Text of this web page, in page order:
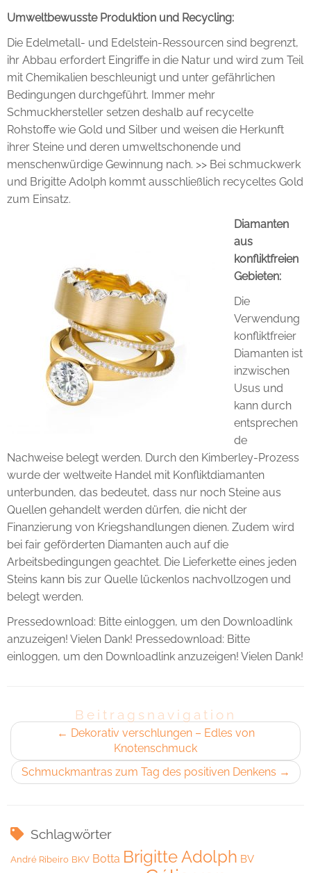
Umweltbewusste Produktion und Recycling:
Die Edelmetall- und Edelstein-Ressourcen sind begrenzt,
ihr Abbau erfordert Eingriffe in die Natur und wird zum Teil
mit Chemikalien beschleunigt und unter gefährlichen
Bedingungen durchgeführt. Immer mehr
Schmuckhersteller setzen deshalb auf recycelte
Rohstoffe wie Gold und Silber und weisen die Herkunft
ihrer Steine und deren umweltschonende und
menschenwürdige Gewinnung nach. >> Bei schmuckwerk
und Brigitte Adolph kommt ausschließlich recyceltes Gold
zum Einsatz.
Diamanten
aus
konfliktfreien
Gebieten:
Die
Verwendung
konfliktfreier
Diamanten ist
inzwischen
Usus und
kann durch
entsprechen
de
Nachweise belegt werden. Durch den Kimberley-Prozess
wurde der weltweite Handel mit Konfliktdiamanten
unterbunden, das bedeutet, dass nur noch Steine aus
Quellen gehandelt werden dürfen, die nicht der
Finanzierung von Kriegshandlungen dienen. Zudem wird
bei fair geförderten Diamanten auch auf die
Arbeitsbedingungen geachtet. Die Lieferkette eines jeden
Steins kann bis zur Quelle lückenlos nachvollzogen und
belegt werden.
Pressedownload: Bitte einloggen, um den Downloadlink
anzuzeigen! Vielen Dank! Pressedownload: Bitte
einloggen, um den Downloadlink anzuzeigen! Vielen Dank!
Beitragsnavigation
← Dekorativ verschlungen – Edles von
Knotenschmuck
Schmuckmantras zum Tag des positiven Denkens →
Schlagwörter
André Ribeiro BKV Botta Brigitte Adolph BV